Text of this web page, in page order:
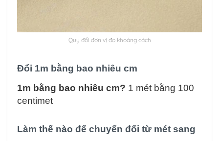
Quy đổi đơn vị đo khoảng cách
Đổi 1m bằng bao nhiêu cm
1m bằng bao nhiêu cm? 1 mét bằng 100
centimet
Làm thế nào để chuyển đổi từ mét sang